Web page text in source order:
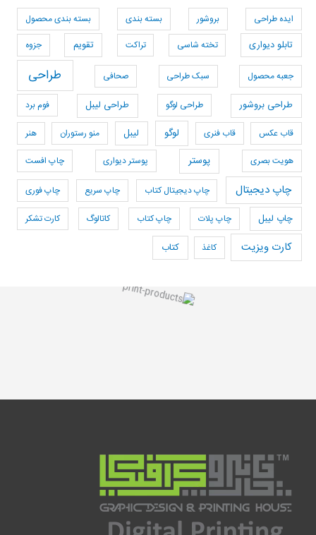
ایده طراحی بروشور بسته بندی بسته بندی محصول
تابلو دیواری تخته شاسی تراکت تقویم جزوه
جعبه محصول سبک طراحی صحافی طراحی
طراحی بروشور طراحی لوگو طراحی لیبل
فوم برد
قاب عکس
قاب فنری لوگو لیبل منو رستوران
هنر
هویت بصری
پوستر پوستر دیواری چاپ افست
چاپ دیجیتال چاپ دیجیتال کتاب چاپ سریع چاپ فوری
چاپ لیبل چاپ پلات چاپ کتاب کاتالوگ کارت تشکر
کارت ویزیت کاغذ کتاب